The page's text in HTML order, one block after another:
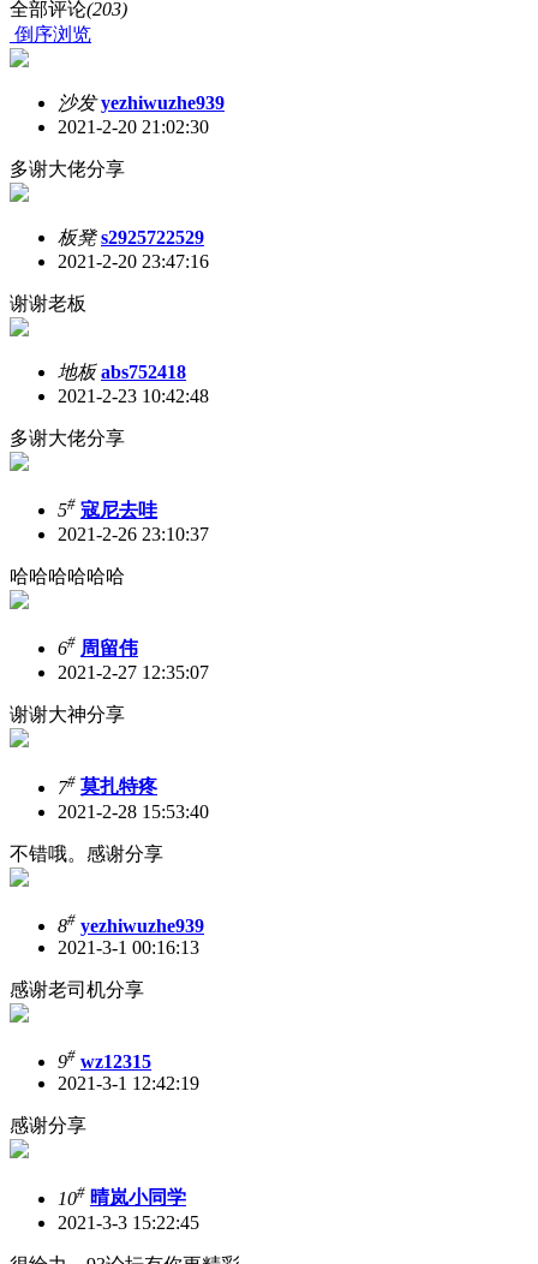
全部评论(203)
倒序浏览
沙发 yezhiwuzhe939
2021-2-20 21:02:30
多谢大佬分享
板凳 s2925722529
2021-2-20 23:47:16
谢谢老板
地板 abs752418
2021-2-23 10:42:48
多谢大佬分享
5# 寇尼去哇
2021-2-26 23:10:37
哈哈哈哈哈哈
6# 周留伟
2021-2-27 12:35:07
谢谢大神分享
7# 莫扎特疼
2021-2-28 15:53:40
不错哦。感谢分享
8# yezhiwuzhe939
2021-3-1 00:16:13
感谢老司机分享
9# wz12315
2021-3-1 12:42:19
感谢分享
10# 晴岚小同学
2021-3-3 15:22:45